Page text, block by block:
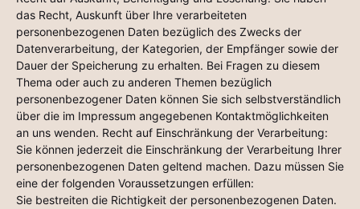
das Recht, Auskunft über Ihre verarbeiteten
personenbezogenen Daten bezüglich des Zwecks der
Datenverarbeitung, der Kategorien, der Empfänger sowie der
Dauer der Speicherung zu erhalten. Bei Fragen zu diesem
Thema oder auch zu anderen Themen bezüglich
personenbezogener Daten können Sie sich selbstverständlich
über die im Impressum angegebenen Kontaktmöglichkeiten
an uns wenden. Recht auf Einschränkung der Verarbeitung:
Sie können jederzeit die Einschränkung der Verarbeitung Ihrer
personenbezogenen Daten geltend machen. Dazu müssen Sie
eine der folgenden Voraussetzungen erfüllen:
Sie bestreiten die Richtigkeit der personenbezogenen Daten.